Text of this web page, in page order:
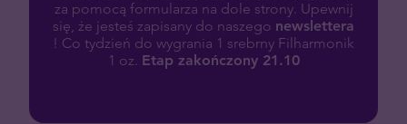
za pomocą formularza na dole strony. Upewnij
się, że jesteś zapisany do naszego newslettera
! Co tydzień do wygrania 1 srebrny Filharmonik
1 oz. Etap zakończony 21.10